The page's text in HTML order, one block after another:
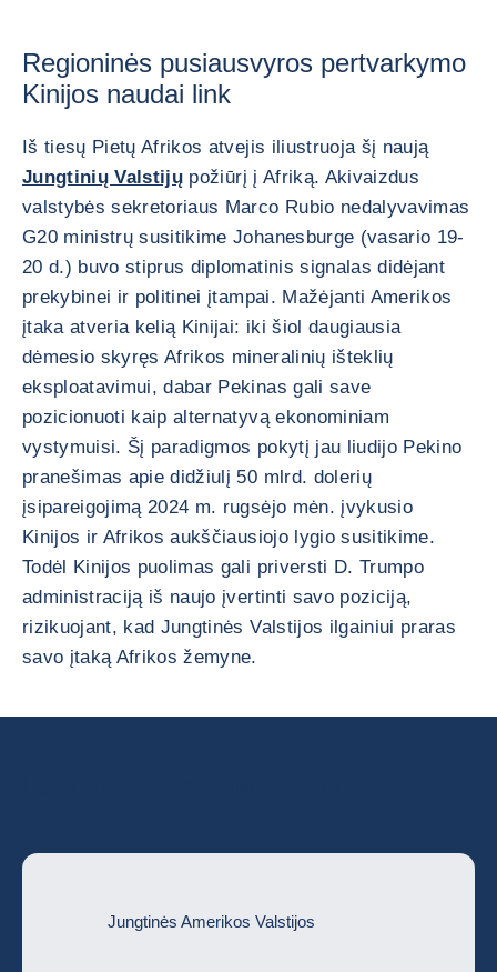
Regioninės pusiausvyros pertvarkymo
Kinijos naudai link
Iš tiesų Pietų Afrikos atvejis iliustruoja šį naują
Jungtinių Valstijų požiūrį į Afriką. Akivaizdus
valstybės sekretoriaus Marco Rubio nedalyvavimas
G20 ministrų susitikime Johanesburge (vasario 19-
20 d.) buvo stiprus diplomatinis signalas didėjant
prekybinei ir politinei įtampai. Mažėjanti Amerikos
įtaka atveria kelią Kinijai: iki šiol daugiausia
dėmesio skyręs Afrikos mineralinių išteklių
eksploatavimui, dabar Pekinas gali save
pozicionuoti kaip alternatyvą ekonominiam
vystymuisi. Šį paradigmos pokytį jau liudijo Pekino
pranešimas apie didžiulį 50 mlrd. dolerių
įsipareigojimą 2024 m. rugsėjo mėn. įvykusio
Kinijos ir Afrikos aukščiausiojo lygio susitikime.
Todėl Kinijos puolimas gali priversti D. Trumpo
administraciją iš naujo įvertinti savo poziciją,
rizikuojant, kad Jungtinės Valstijos ilgainiui praras
savo įtaką Afrikos žemyne.
Jungtinės Amerikos Valstijos